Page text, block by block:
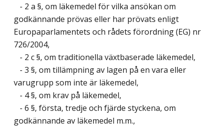
- 2 a §, om läkemedel för vilka ansökan om
godkännande prövas eller har prövats enligt
Europaparlamentets och rådets förordning (EG) nr
726/2004,
- 2 c §, om traditionella växtbaserade läkemedel,
- 3 §, om tillämpning av lagen på en vara eller
varugrupp som inte är läkemedel,
- 4 §, om krav på läkemedel,
- 6 §, första, tredje och fjärde styckena, om
godkännande av läkemedel m.m.,